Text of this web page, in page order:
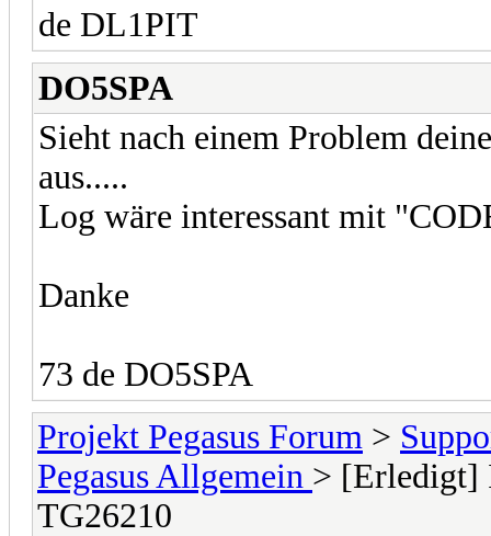
de DL1PIT
DO5SPA
Sieht nach einem Problem
aus.....
Log wäre interessant mit
Danke
73 de DO5SPA
Projekt Pegasus Forum >
Pegasus Allgemein > [Erledigt]
TG26210